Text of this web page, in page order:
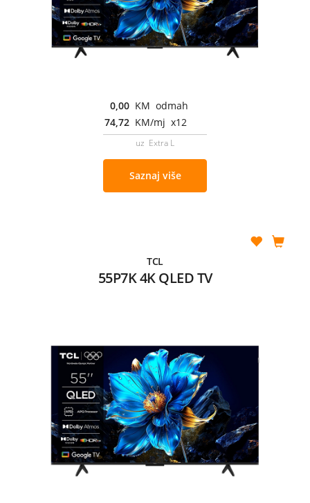
0,00 KM odmah
74,72 KM/mj x12
uz Extra L
Saznaj više
TCL
55P7K 4K QLED TV